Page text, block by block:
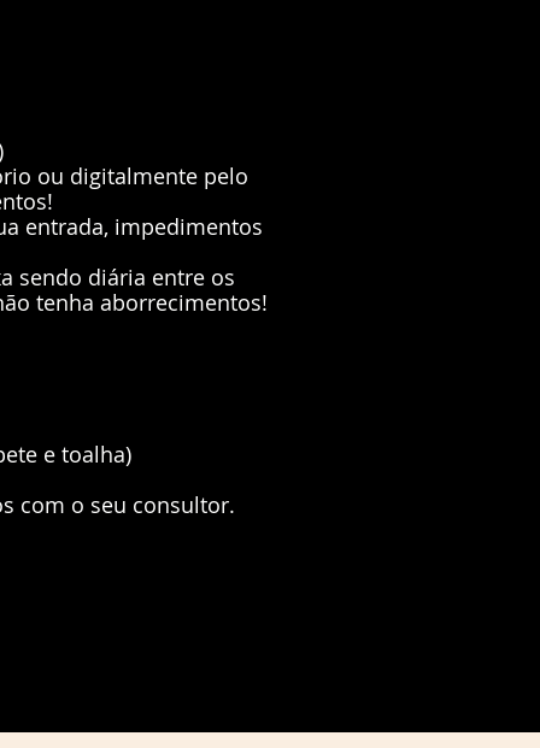
ou digitalmente pelo
entrada, impedimentos
sendo diária entre os
tenha aborrecimentos!
e toalha)
com o seu consultor.